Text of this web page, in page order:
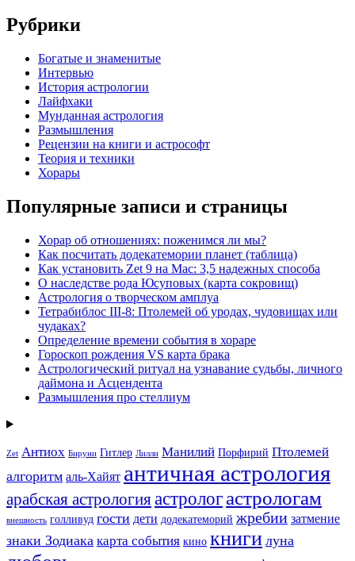
Рубрики
Богатые и знаменитые
Интервью
История астрологии
Лайфхаки
Мунданная астрология
Размышления
Рецензии на книги и астрософт
Теория и техники
Хорары
Популярные записи и страницы
Хорар об отношениях: поженимся ли мы?
Как посчитать додекатемории планет (таблица)
Как установить Zet 9 на Mac: 3,5 надежных способа
О наследстве рода Юсуповых (карта сокровищ)
Астрология о творческом амплуа
Тетрабиблос III-8: Птолемей об уродах, чудовищах или
чудаках?
Определение времени события в хораре
Гороскоп рождения VS карта брака
Астрологический ритуал на узнавание судьбы, личного
даймона и Асцендента
Размышления про стеллиум
Zet Антиох Бируни Гитлер Лилли Манилий Порфирий Птолемей
алгоритм аль-Хайят античная астрология
арабская астрологияастролог астрологам
внешность голливуд гости дети додекатеморий жребии затмение
знаки Зодиака карта события кино книги луна